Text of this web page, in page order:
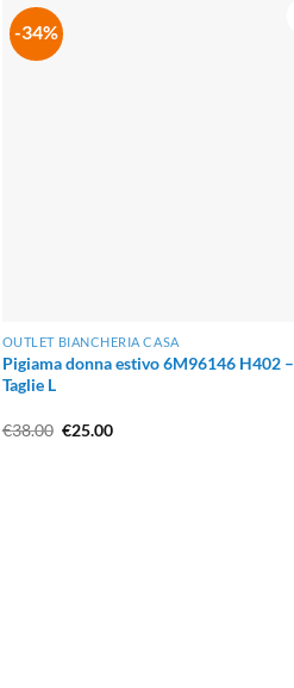
-34%
OUTLET BIANCHERIA CASA
Pigiama donna estivo 6M96146 H402 –
Taglie L
€38.00 Il
€25.00Il